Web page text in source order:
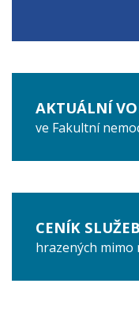
AKTUÁLNÍ
ve Fakultní
CENÍK SLUŽEB
hrazených